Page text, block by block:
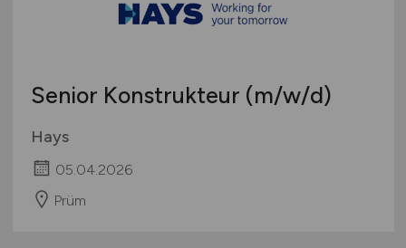
Senior Konstrukteur (m/w/d)
Hays
05.04.2026
Prüm